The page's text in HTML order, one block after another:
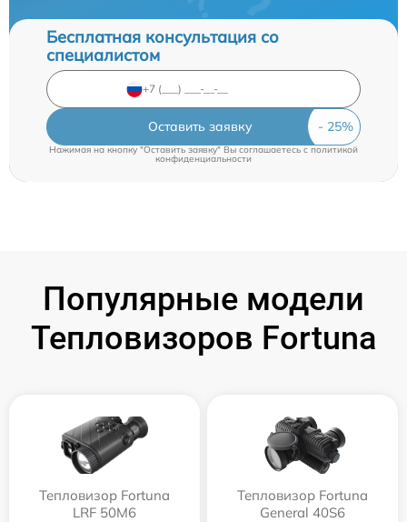
Бесплатная консультация со
специалистом
Оставить заявку
Нажимая на кнопку "Оставить заявку" Вы соглашаетесь cполитикой
конфиденциальности
Популярные модели
Тепловизоров Fortuna
Тепловизор Fortuna
LRF 50M6
Тепловизор Fortuna
General 40S6